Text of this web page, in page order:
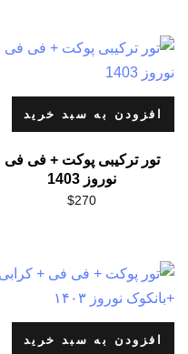
افزودن به سبد خرید
تور ترکیبی پوکت + فی فی
نوروز 1403
$270
افزودن به سبد خرید